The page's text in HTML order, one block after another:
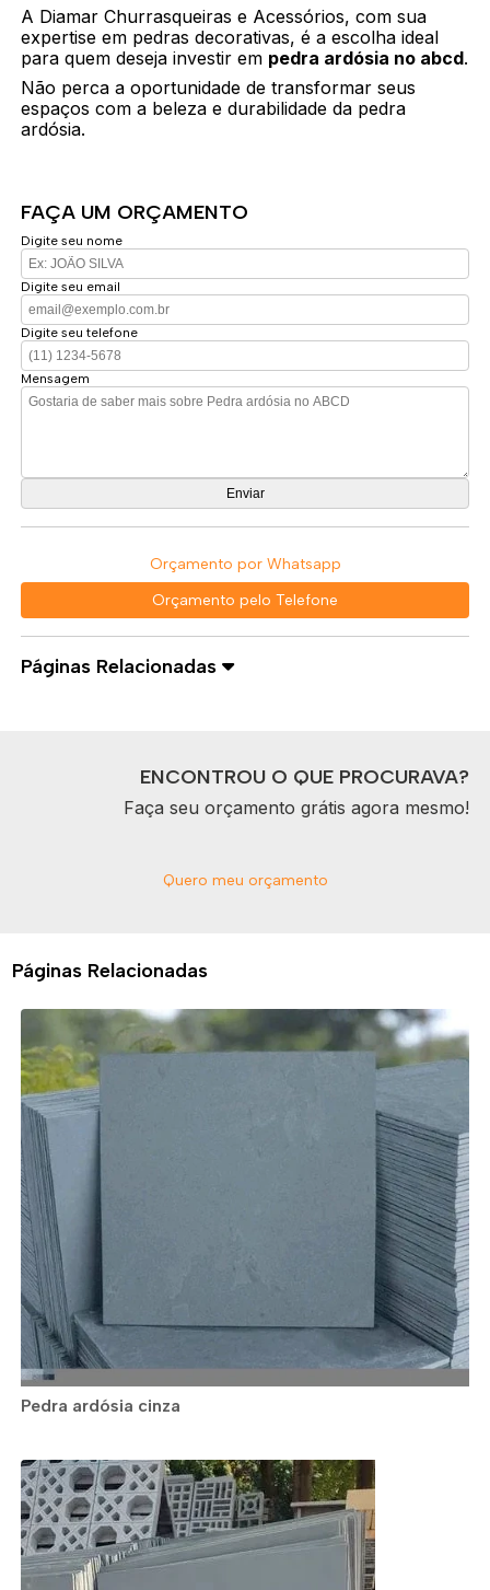
A Diamar Churrasqueiras e Acessórios, com sua
expertise em pedras decorativas, é a escolha ideal
para quem deseja investir em pedra ardósia no abcd.
Não perca a oportunidade de transformar seus
espaços com a beleza e durabilidade da pedra
ardósia.
FAÇA UM ORÇAMENTO
Digite seu nome
Digite seu email
Digite seu telefone
Mensagem
Orçamento por Whatsapp
Orçamento pelo Telefone
Páginas Relacionadas
ENCONTROU O QUE PROCURAVA?
Faça seu orçamento grátis agora mesmo!
Quero meu orçamento
Páginas Relacionadas
Pedra ardósia cinza